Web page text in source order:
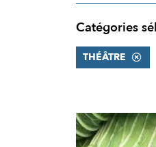
Catégories
THÉÂTRE